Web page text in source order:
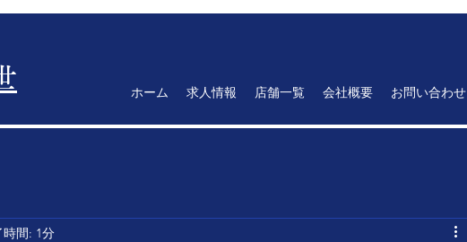
ホーム 求人情報 店舗一覧 会社概要 お問い合わせ
時間: 1分